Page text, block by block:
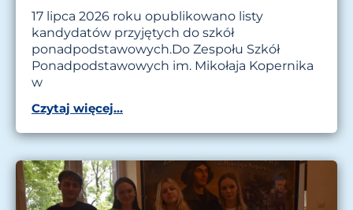
17 lipca 2026 roku opublikowano listy
kandydatów przyjętych do szkół
ponadpodstawowych.Do Zespołu Szkół
Ponadpodstawowych im. Mikołaja Kopernika
w
Czytaj więcej...